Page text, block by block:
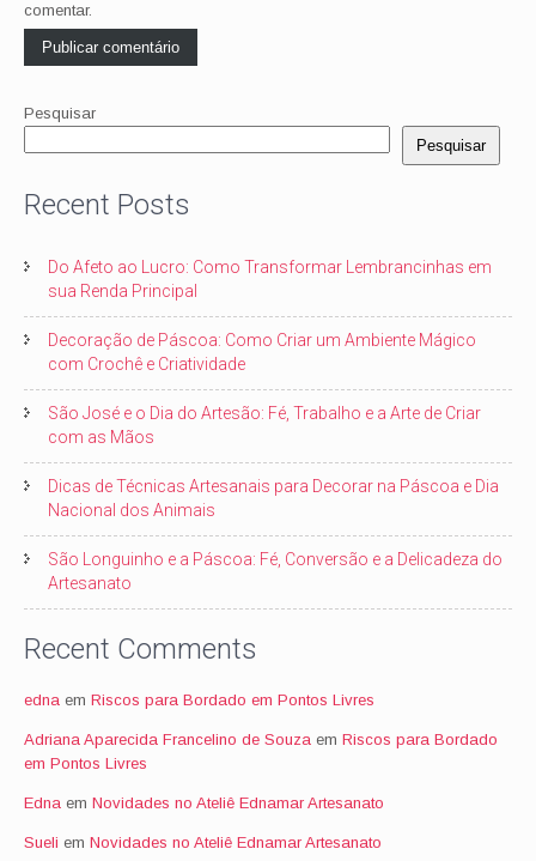
comentar.
Pesquisar
Pesquisar
Recent Posts
Do Afeto ao Lucro: Como Transformar Lembrancinhas em
sua Renda Principal
Decoração de Páscoa: Como Criar um Ambiente Mágico
com Crochê e Criatividade
São José e o Dia do Artesão: Fé, Trabalho e a Arte de Criar
com as Mãos
Dicas de Técnicas Artesanais para Decorar na Páscoa e Dia
Nacional dos Animais
São Longuinho e a Páscoa: Fé, Conversão e a Delicadeza do
Artesanato
Recent Comments
edna em Riscos para Bordado em Pontos Livres
Adriana Aparecida Francelino de Souza em Riscos para Bordado
em Pontos Livres
Edna em Novidades no Ateliê Ednamar Artesanato
Sueli em Novidades no Ateliê Ednamar Artesanato